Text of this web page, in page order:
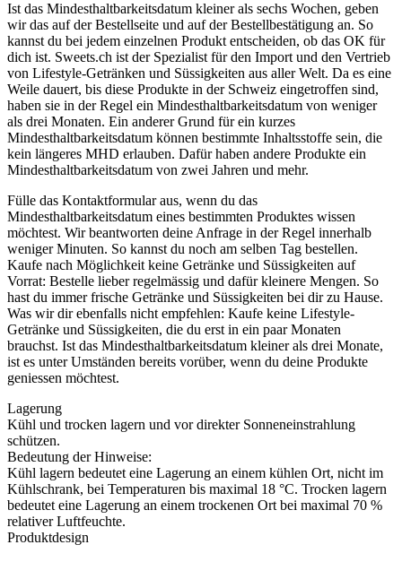
Ist das Mindesthaltbarkeitsdatum kleiner als sechs Wochen, geben
wir das auf der Bestellseite und auf der Bestellbestätigung an. So
kannst du bei jedem einzelnen Produkt entscheiden, ob das OK für
dich ist. Sweets.ch ist der Spezialist für den Import und den Vertrieb
von Lifestyle-Getränken und Süssigkeiten aus aller Welt. Da es eine
Weile dauert, bis diese Produkte in der Schweiz eingetroffen sind,
haben sie in der Regel ein Mindesthaltbarkeitsdatum von weniger
als drei Monaten. Ein anderer Grund für ein kurzes
Mindesthaltbarkeitsdatum können bestimmte Inhaltsstoffe sein, die
kein längeres MHD erlauben. Dafür haben andere Produkte ein
Mindesthaltbarkeitsdatum von zwei Jahren und mehr.
Fülle das Kontaktformular aus, wenn du das
Mindesthaltbarkeitsdatum eines bestimmten Produktes wissen
möchtest. Wir beantworten deine Anfrage in der Regel innerhalb
weniger Minuten. So kannst du noch am selben Tag bestellen.
Kaufe nach Möglichkeit keine Getränke und Süssigkeiten auf
Vorrat: Bestelle lieber regelmässig und dafür kleinere Mengen. So
hast du immer frische Getränke und Süssigkeiten bei dir zu Hause.
Was wir dir ebenfalls nicht empfehlen: Kaufe keine Lifestyle-
Getränke und Süssigkeiten, die du erst in ein paar Monaten
brauchst. Ist das Mindesthaltbarkeitsdatum kleiner als drei Monate,
ist es unter Umständen bereits vorüber, wenn du deine Produkte
geniessen möchtest.
Lagerung
Kühl und trocken lagern und vor direkter Sonneneinstrahlung
schützen.
Bedeutung der Hinweise:
Kühl lagern bedeutet eine Lagerung an einem kühlen Ort, nicht im
Kühlschrank, bei Temperaturen bis maximal 18 °C. Trocken lagern
bedeutet eine Lagerung an einem trockenen Ort bei maximal 70 %
relativer Luftfeuchte.
Produktdesign